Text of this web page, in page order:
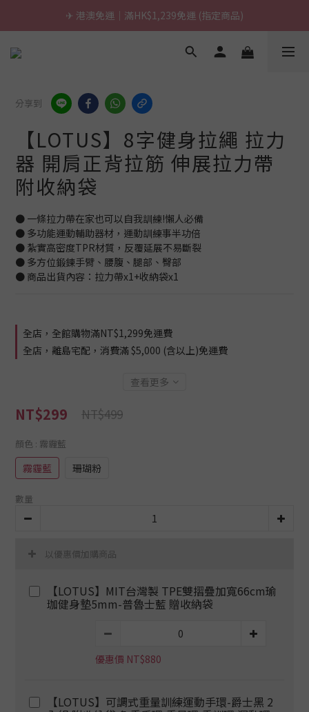
\ 台灣製超慢跑墊 / 升級啦.ᐟ.ᐟ（點我看介紹 💬）
✈ 港澳免運｜滿HK$1,239免運 (指定商品)
\ 台灣製超慢跑墊 / 升級啦.ᐟ.ᐟ（點我看介紹 💬）
分享到
【LOTUS】8字健身拉繩 拉力
器 開肩正背拉筋 伸展拉力帶
附收納袋
● 一條拉力帶在家也可以自我訓練!懶人必備
● 多功能運動輔助器材，運動訓練事半功倍
● 紮實高密度TPR材質，反覆延展不易斷裂
● 多方位鍛鍊手臂、腰腹、腿部、臀部
● 商品出貨內容：拉力帶x1+收納袋x1
全店，全館購物滿NT$1,299免運費
全店，離島宅配，消費滿 $5,000 (含以上)免運費
查看更多
NT$299 NT$499
顏色 : 霧霾藍
霧霾藍 珊瑚粉
數量
以優惠價加購商品
【LOTUS】MIT台灣製 TPE雙摺疊加寬66cm瑜
珈健身墊5mm-普魯士藍 贈收納袋
優惠價 NT$880
【LOTUS】可調式重量訓練運動手環-爵士黑 2